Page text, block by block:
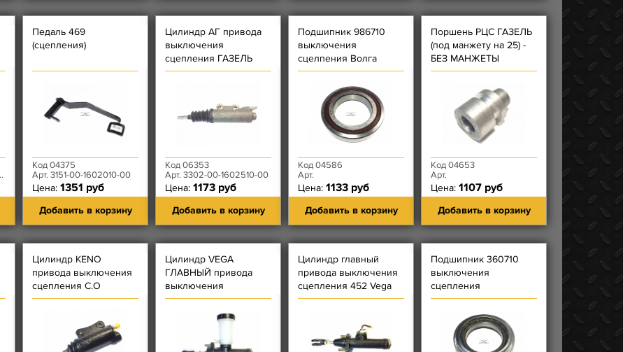
Педаль 469
(сцепления)
Код 04375
Арт. 3151-00-1602010-00
Цена: 1351 руб
Добавить в корзину
Цилиндр АГ привода
выключения
сцепления ГАЗЕЛЬ
Код 06353
Арт. 3302-00-1602510-00
Цена: 1173 руб
Добавить в корзину
Подшипник 986710
выключения
сцелпения Волга
(ВОЛОГДА)
Код 04586
Арт.
Цена: 1133 руб
Добавить в корзину
Поршень РЦС ГАЗЕЛЬ
(под манжету на 25) -
БЕЗ МАНЖЕТЫ
Код 04653
Арт.
Цена: 1107 руб
Добавить в корзину
Цилиндр KENO
привода выключения
сцепления С.О
Цилиндр VEGA
ГЛАВНЫЙ привода
выключения
СЦЕПЛЕНИЯ Patriot
Цилиндр главный
привода выключения
сцепления 452 Vega
Подшипник 360710
выключения
сцепления